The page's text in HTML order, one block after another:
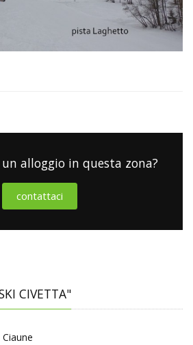
alloggio in questa zona?
contattaci
CIVETTA"